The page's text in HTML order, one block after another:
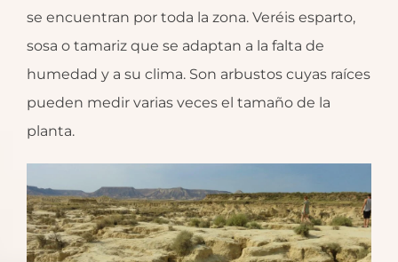
se encuentran por toda la zona. Veréis esparto,
sosa o tamariz que se adaptan a la falta de
humedad y a su clima. Son arbustos cuyas raíces
pueden medir varias veces el tamaño de la
planta.